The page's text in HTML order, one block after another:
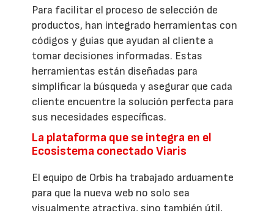
Para facilitar el proceso de selección de
productos, han integrado herramientas con
códigos y guías que ayudan al cliente a
tomar decisiones informadas. Estas
herramientas están diseñadas para
simplificar la búsqueda y asegurar que cada
cliente encuentre la solución perfecta para
sus necesidades específicas.
La plataforma que se integra en el
Ecosistema conectado Viaris
El equipo de Orbis ha trabajado arduamente
para que la nueva web no solo sea
visualmente atractiva, sino también útil,